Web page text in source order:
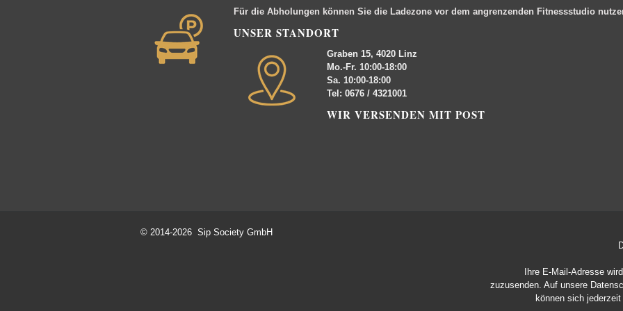
Für die Abholungen können Sie die Ladezone vor dem angrenzenden Fitnessstudio
UNSER STANDORT
Graben 15, 4020 Linz
Mo.-Fr. 10:00-18:00
Sa. 10:00-18:00
Tel: 0676 / 4321001
WIR VERSENDEN MIT POST
© 2014-2026 Sip Society GmbH
Ihre E-Mail-Adresse
zuzusenden. Auf unsere
können sich